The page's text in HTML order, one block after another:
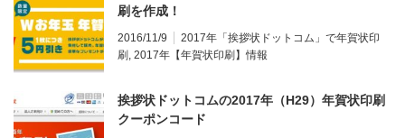
刷を作成！
2016/11/9
2017年「挨拶状ドットコム」で年賀状印
刷 2017年【年賀状印刷】情報
挨拶状ドットコムの2017年（H29）年賀状印刷
クーポンコード